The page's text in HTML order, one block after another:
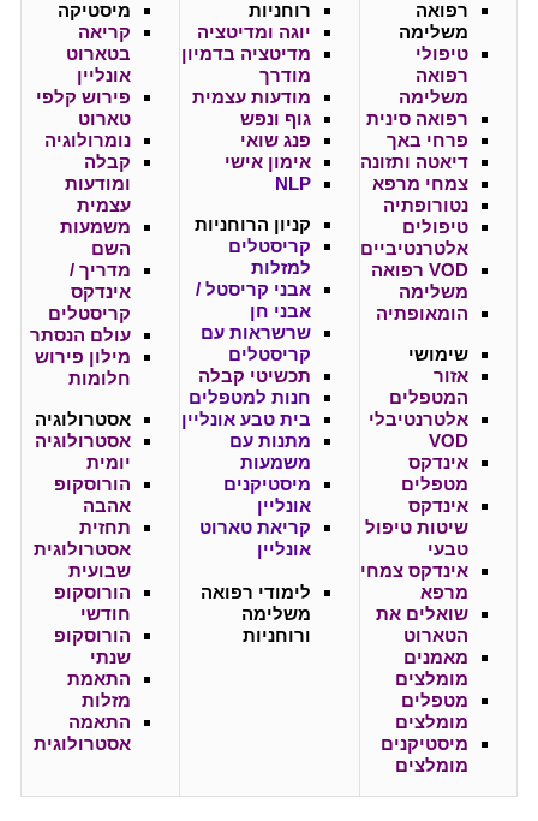
רפואה
משלימה
טיפולי
רפואה
משלימה
רפואה סינית
פרחי באך
דיאטה ותזונה
צמחי מרפא
נטורופתיה
טיפולים
אלטרנטיביים
VOD רפואה
משלימה
הומאופתיה
שימושי
אזור
המטפלים
אלטרנטיבלי
VOD
אינדקס
מטפלים
אינדקס
שיטות טיפול
טבעי
אינדקס צמחי
מרפא
שואלים את
הטארוט
מאמנים
מומלצים
מטפלים
מומלצים
מיסטיקנים
מומלצים
רוחניות
יוגה ומדיטציה
מדיטציה בדמיון
מודרך
מודעות עצמית
גוף ונפש
פנג שואי
אימון אישי
NLP
קניון הרוחניות
קריסטלים
למזלות
אבני קריסטל /
אבני חן
שרשראות עם
קריסטלים
תכשיטי קבלה
חנות למטפלים
בית טבע אונליין
מתנות עם
משמעות
מיסטיקנים
אונליין
קריאת טארוט
אונליין
לימודי רפואה
משלימה
ורוחניות
מיסטיקה
קריאה
בטארוט
אונליין
פירוש קלפי
טארוט
נומרולוגיה
קבלה
ומודעות
עצמית
משמעות
השם
מדריך /
אינדקס
קריסטלים
עולם הנסתר
מילון פירוש
חלומות
אסטרולוגיה
אסטרולוגיה
יומית
הורוסקופ
אהבה
תחזית
אסטרולוגית
שבועית
הורוסקופ
חודשי
הורוסקופ
שנתי
התאמת
מזלות
התאמה
אסטרולוגית